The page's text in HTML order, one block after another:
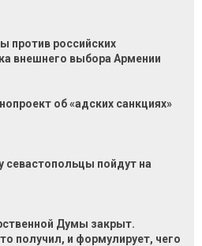
против российских
внешнего выбора Армении
об «адских санкциях»
севастопольцы пойдут на
Думы закрыт.
получил, и формулирует, чего